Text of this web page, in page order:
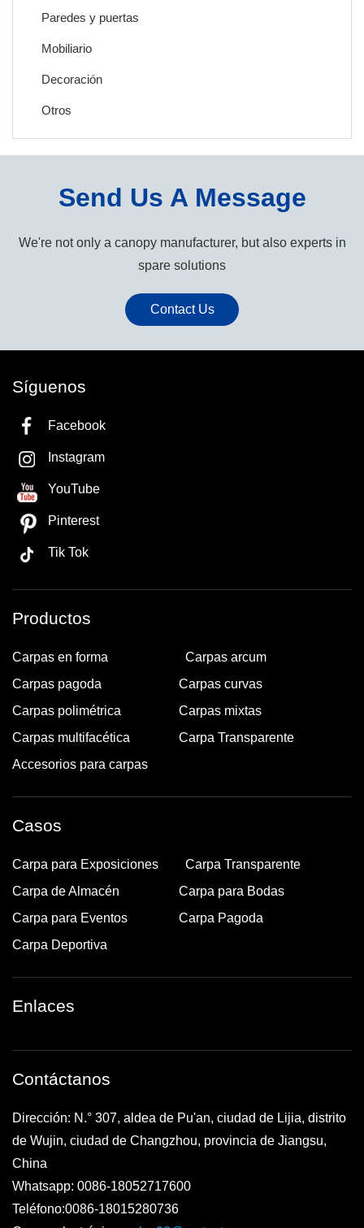
Paredes y puertas
Mobiliario
Decoración
Otros
Send Us A Message
We're not only a canopy manufacturer, but also experts in
spare solutions
Contact Us
Síguenos
Facebook
Instagram
YouTube
Pinterest
Tik Tok
Productos
Carpas en forma
Carpas arcum
Carpas pagoda
Carpas curvas
Carpas polimétrica
Carpas mixtas
Carpas multifacética
Carpa Transparente
Accesorios para carpas
Casos
Carpa para Exposiciones
Carpa Transparente
Carpa de Almacén
Carpa para Bodas
Carpa para Eventos
Carpa Pagoda
Carpa Deportiva
Enlaces
Contáctanos
Dirección: N.° 307, aldea de Pu'an, ciudad de Lijia, distrito
de Wujin, ciudad de Changzhou, provincia de Jiangsu,
China
Whatsapp: 0086-18052717600
Teléfono:0086-18015280736